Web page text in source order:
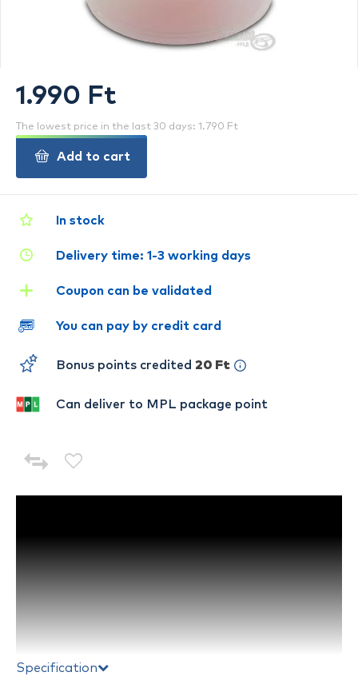
Specification
In stock
Delivery time: 1-3 working days
Coupon can be validated
You can pay by credit card
Bonus points credited 20 Ft
Can deliver to MPL package point
1.990 Ft
The lowest price in the last 30 days: 1.790 Ft
Add to cart